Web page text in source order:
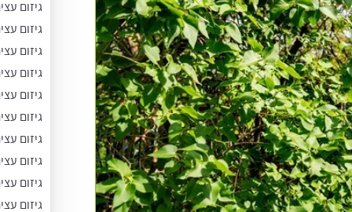
גיזום
גיזום
גיזום
גיזום
גיזום
גיזום
גיזום
גיזום
גיזום
גיזום